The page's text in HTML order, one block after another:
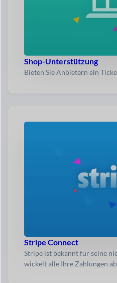
Shop-Unterstützung
Bieten Sie Anbietern ein
Stripe Connect
Stripe ist bekannt für seine
wickelt alle Ihre Zahlungen